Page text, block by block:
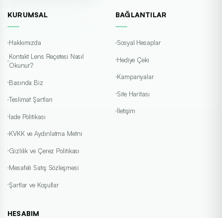
KURUMSAL
Hakkımızda
Kontakt Lens Reçetesi Nasıl
Okunur?
Basında Biz
Teslimat Şartları
İade Politikası
KVKK ve Aydınlatma Metni
Gizlilik ve Çerez Politikası
Mesafeli Satış Sözleşmesi
Şartlar ve Koşullar
BAĞLANTILAR
Sosyal Hesaplar
Hediye Çeki
Kampanyalar
Site Haritası
İletişim
HESABIM